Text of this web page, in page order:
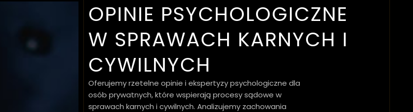
OPINIE PSYCHOLOGICZNE
W SPRAWACH KARNYCH I
CYWILNYCH
Oferujemy rzetelne opinie i ekspertyzy psychologiczne dla
osób prywatnych, które wspierają procesy sądowe w
sprawach karnych i cywilnych. Analizujemy zachowania